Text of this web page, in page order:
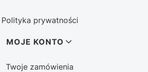
Polityka prywatności
MOJE KONTO
Twoje zamówienia